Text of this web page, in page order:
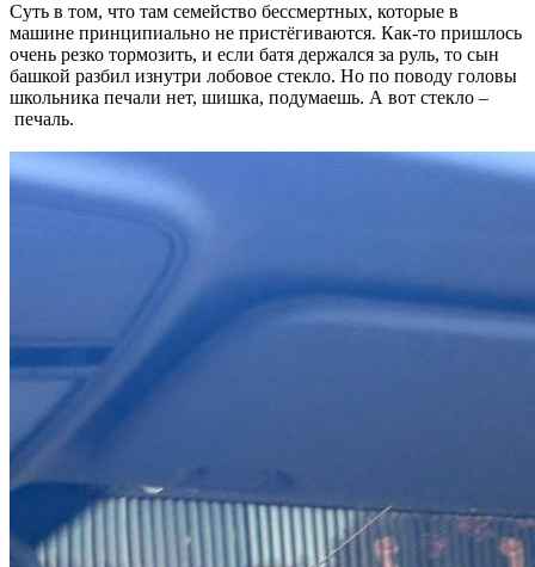
Суть в том, что там семейство бессмертных, которые в
машине принципиально не пристёгиваются. Как-то пришлось
очень резко тормозить, и если батя держался за руль, то сын
башкой разбил изнутри лобовое стекло. Но по поводу головы
школьника печали нет, шишка, подумаешь. А вот стекло –
печаль.